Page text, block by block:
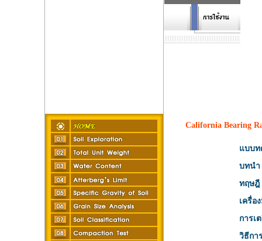
California Bearing
แบบท
บทนำ
ทฤษฎี
เครื่อ
การเ
วิธีกา